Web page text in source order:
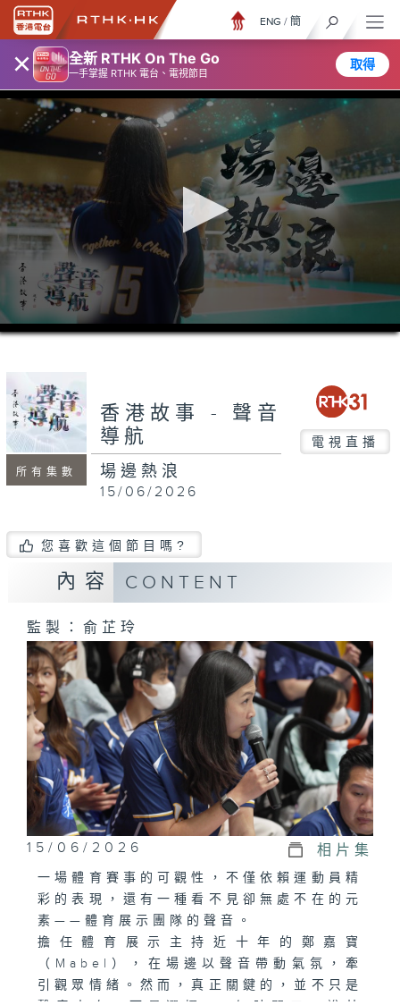
× 全新 RTHK On The Go
一手掌握 RTHK 電台、電視節目
取得
ENG / 簡
0
seconds
6
seconds
所有集數
香港故事 - 聲音
導航
電視直播
場邊熱浪
15/06/2026
您喜歡這個節目嗎?
內容 CONTENT
監製：俞芷玲
15/06/2026 相片集
一場體育賽事的可觀性，不僅依賴運動員精
彩的表現，還有一種看不見卻無處不在的元
素——體育展示團隊的聲音。
擔任體育展示主持近十年的鄭嘉寶
（Mabel），在場邊以聲音帶動氣氛，牽
引觀眾情緒。然而，真正關鍵的，並不只是